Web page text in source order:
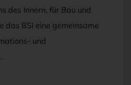
des Innern, für Bau und
das BSI eine gemeinsame
und